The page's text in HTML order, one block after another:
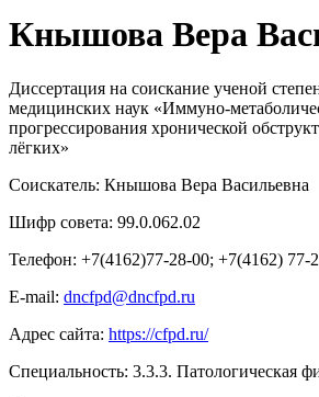
Кнышова Вера
Диссертация на соискание ученой
медицинских наук «Иммуно-
прогрессирования хронической
лёгких»
Соискатель: Кнышова Вера Васильевна
Шифр совета: 99.0.062.02
Телефон: +7(4162)77-28-00; +7(4162) 77-
E-mail: dncfpd@dncfpd.ru
Адрес сайта: https://cfpd.ru/
Специальность: 3.3.3. Патологическая